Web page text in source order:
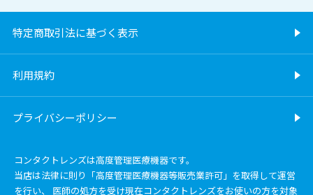
特定商取引法に基づく表示
利用規約
プライバシーポリシー
コンタクトレンズは高度管理医療機器です。
当店は法律に則り「高度管理医療機器等販売業許可」を取得して運営
を行い、 医師の処方を受け現在コンタクトレンズをお使いの方を対象